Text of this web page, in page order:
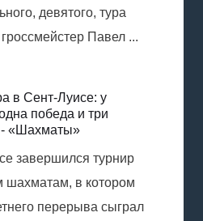
девятого, тура
Павел ...
в Сент-Луисе: у
победа и три
«Шахматы»
завершился турнир
шахматам, в котором
перерыва сыграл